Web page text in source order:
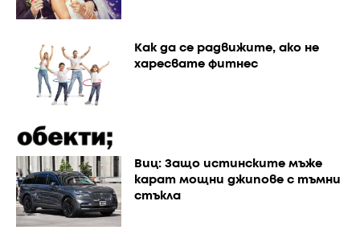
Как да се радвижите, ако не
харесвате фитнес
Виц: Защо истинските мъже
карат мощни джипове с тъмни
стъкла